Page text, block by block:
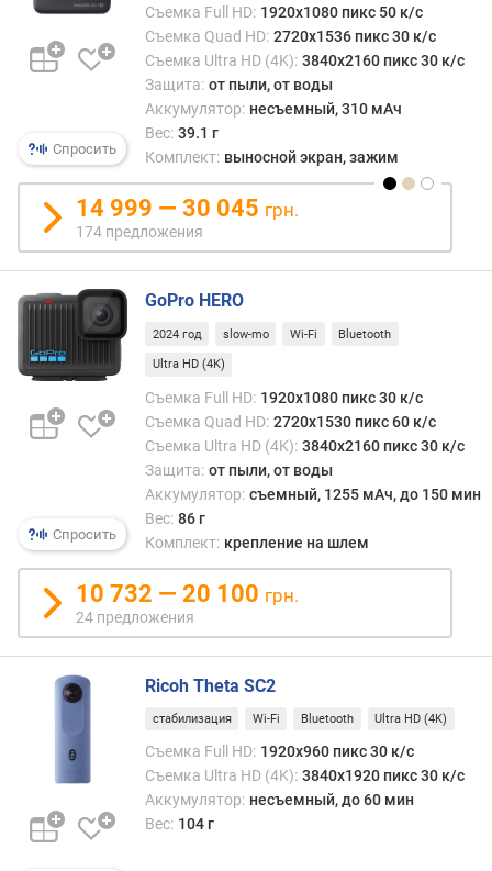
и
о
н
а
о
о
i
B
e
t
o
o
B
-
Спросить
Съемка Full HD: 1920x1080 пикс 50 к/с
Съемка Quad HD: 2720x1536 пикс 30 к/с
Съемка Ultra HD (4K): 3840x2160 пикс 30 к/с
Защита: от пыли, от воды
Аккумулятор: несъемный, 310 мАч
Вес: 39.1 г
Комплект: выносной экран, зажим
14 999 — 30 045 грн.
174 предложения
Спросить
GoPro HERO
2024 год slow-mo Wi-Fi Bluetooth
Ultra HD (4K)
Съемка Full HD: 1920x1080 пикс 30 к/с
Съемка Quad HD: 2720x1530 пикс 60 к/с
Съемка Ultra HD (4K): 3840x2160 пикс 30 к/с
Защита: от пыли, от воды
Аккумулятор: съемный, 1255 мАч, до 150 мин
Вес: 86 г
Комплект: крепление на шлем
10 732 — 20 100 грн.
24 предложения
Ricoh Theta SC2
стабилизация Wi-Fi Bluetooth Ultra HD (4K)
Съемка Full HD: 1920x960 пикс 30 к/с
Съемка Ultra HD (4K): 3840x1920 пикс 30 к/с
Аккумулятор: несъемный, до 60 мин
Вес: 104 г